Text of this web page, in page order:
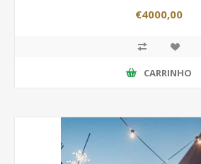
€4000,00
CARRINHO